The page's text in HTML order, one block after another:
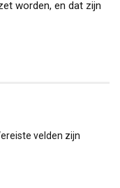
worden, en dat zijn
velden zijn